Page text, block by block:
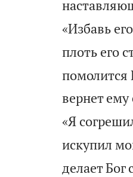
«Избавь
плоть его
помолится
вернет ему
«Я
искупил
делает Бог